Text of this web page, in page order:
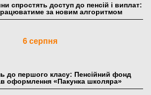
спростять доступ до пенсій і виплат:
за новим алгоритмом
6 серпня
до першого класу: Пенсійний фонд
оформлення «Пакунка школяра»